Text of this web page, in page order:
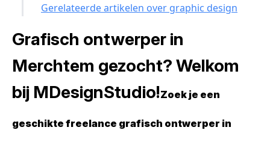
Gerelateerde artikelen over graphic design
Grafisch ontwerper in
Merchtem gezocht? Welkom
bij MDesignStudio!Zoek je een
geschikte freelance grafisch ontwerper in